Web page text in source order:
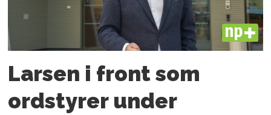
PLUS
Larsen i front som
ordstyrer under